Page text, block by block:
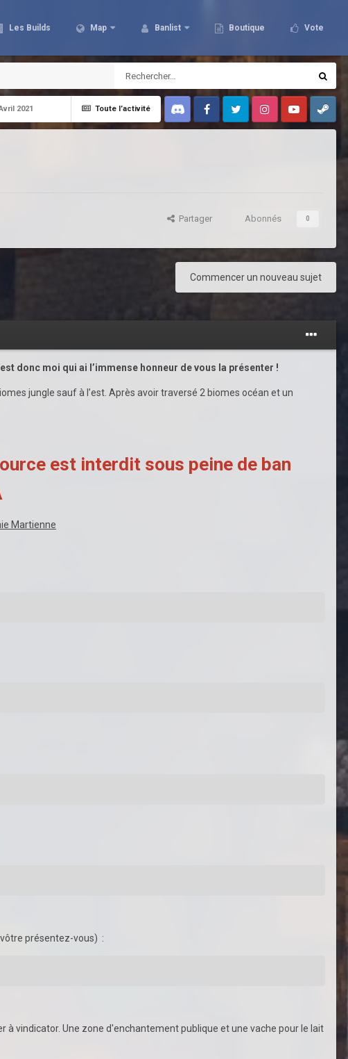
Les Builds Map Banlist Boutique Vote
Toute l’activité
2021
Discord FacebookTwitter InstagramYoutubeSteam
Partager Abonnés 0
Commencer un nouveau sujet
donc moi qui ai l’immense honneur de vous la présenter !
jungle sauf à l’est. Après avoir traversé 2 biomes océan et un
est interdit sous peine de ban
Martienne
présentez-vous) :
à vindicator. Une zone d'enchantement publique et une vache pour le lait